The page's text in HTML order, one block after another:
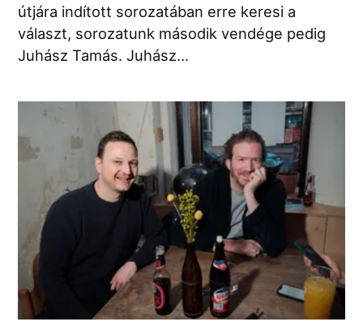
útjára indított sorozatában erre keresi a
választ, sorozatunk második vendége pedig
Juhász Tamás. Juhász...